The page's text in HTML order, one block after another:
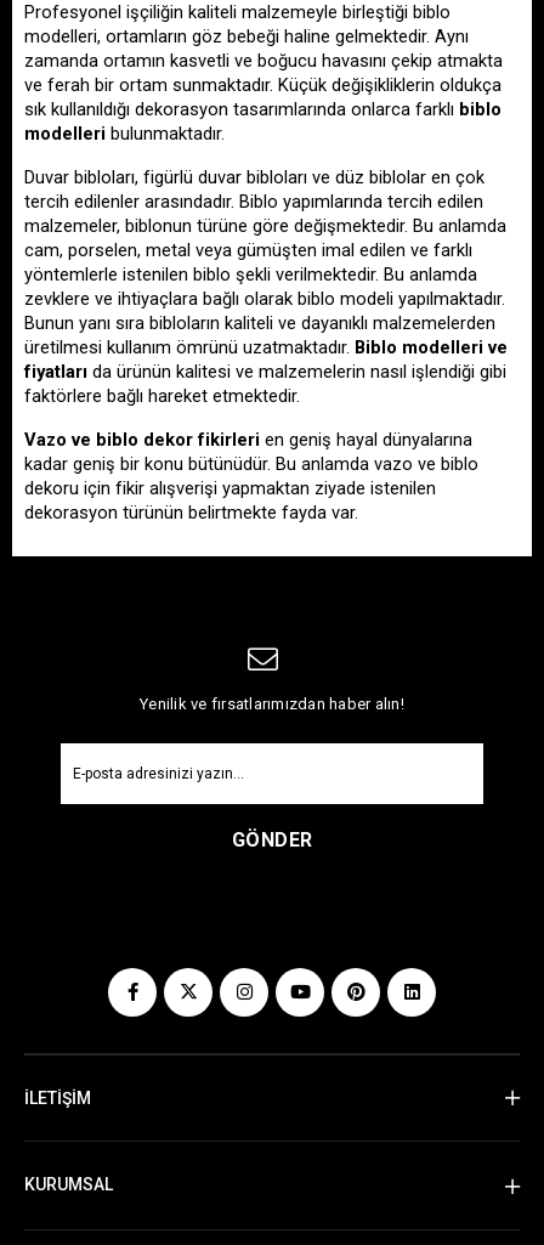
Profesyonel işçiliğin kaliteli malzemeyle birleştiği biblo
modelleri, ortamların göz bebeği haline gelmektedir. Aynı
zamanda ortamın kasvetli ve boğucu havasını çekip atmakta
ve ferah bir ortam sunmaktadır. Küçük değişikliklerin oldukça
sık kullanıldığı dekorasyon tasarımlarında onlarca farklı biblo
modelleri bulunmaktadır.
Duvar bibloları, figürlü duvar bibloları ve düz biblolar en çok
tercih edilenler arasındadır. Biblo yapımlarında tercih edilen
malzemeler, biblonun türüne göre değişmektedir. Bu anlamda
cam, porselen, metal veya gümüşten imal edilen ve farklı
yöntemlerle istenilen biblo şekli verilmektedir. Bu anlamda
zevklere ve ihtiyaçlara bağlı olarak biblo modeli yapılmaktadır.
Bunun yanı sıra bibloların kaliteli ve dayanıklı malzemelerden
üretilmesi kullanım ömrünü uzatmaktadır. Biblo modelleri ve
fiyatları da ürünün kalitesi ve malzemelerin nasıl işlendiği gibi
faktörlere bağlı hareket etmektedir.
Vazo ve biblo dekor fikirleri en geniş hayal dünyalarına
kadar geniş bir konu bütünüdür. Bu anlamda vazo ve biblo
dekoru için fikir alışverişi yapmaktan ziyade istenilen
dekorasyon türünün belirtmekte fayda var.
Yenilik ve fırsatlarımızdan haber alın!
GÖNDER
İLETİŞİM
KURUMSAL